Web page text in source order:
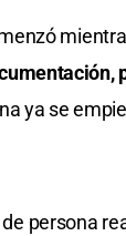
ya se
persona